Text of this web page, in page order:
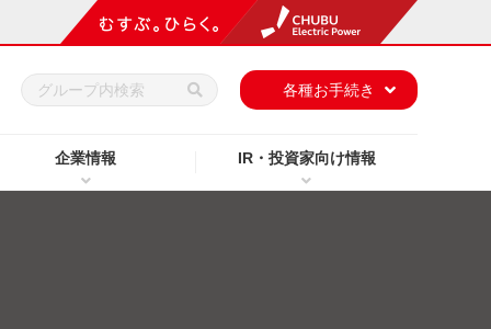
企業情報 IR・投資家向け情報
各種お手続き